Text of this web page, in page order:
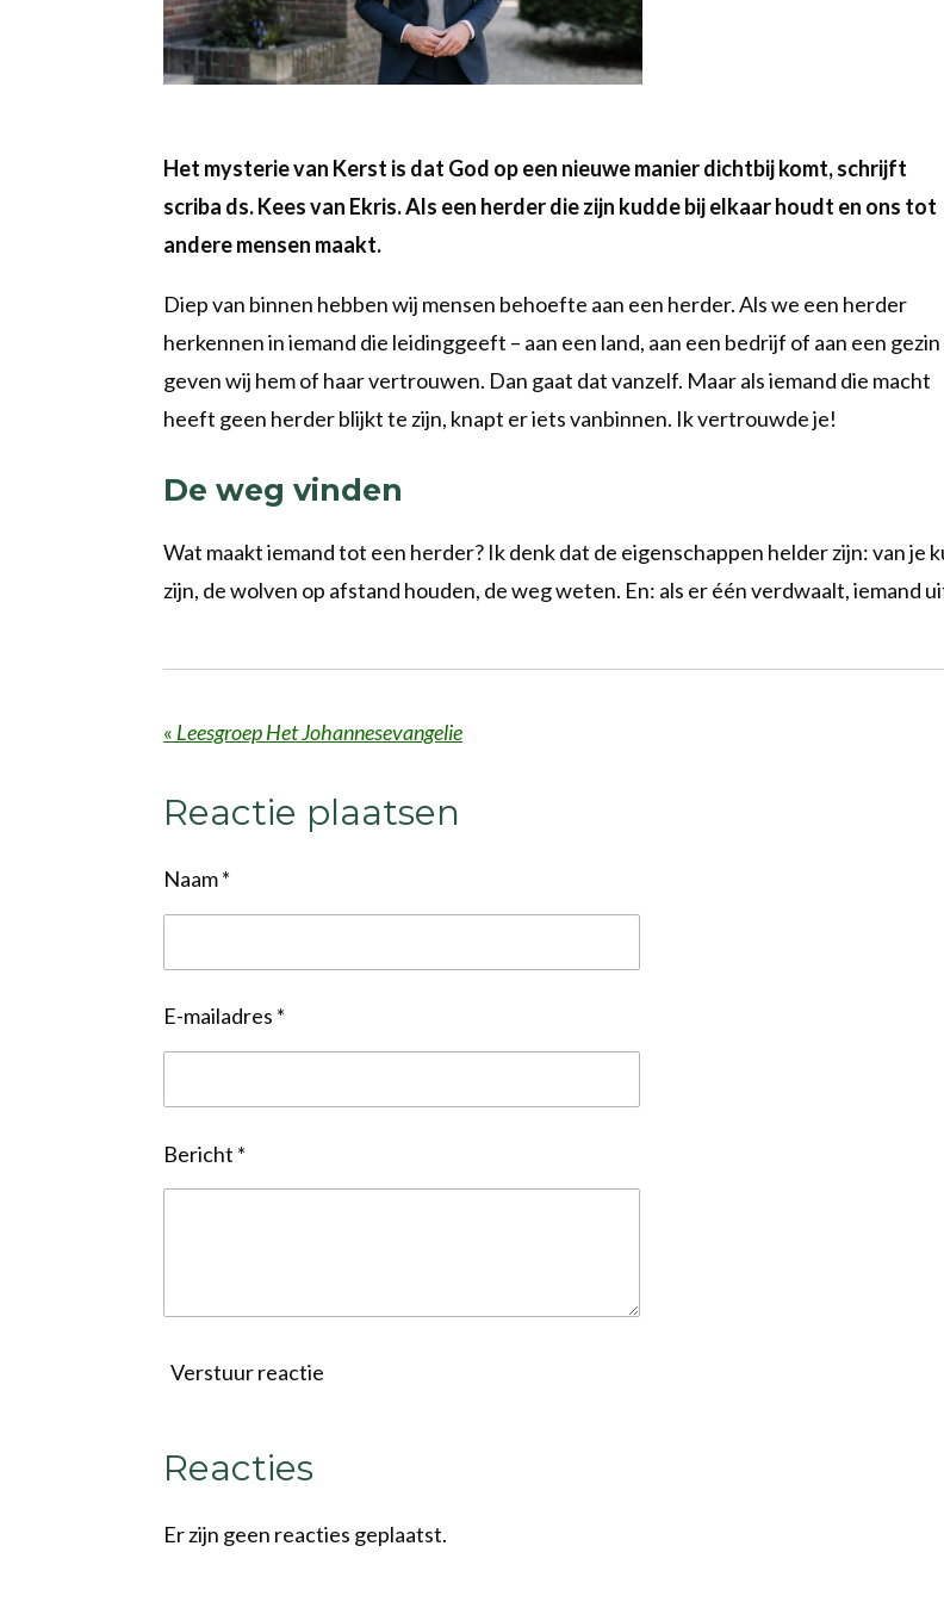
Het mysterie van Kerst is dat God op een nieuwe manier dichtbij komt, schrijft
scriba ds. Kees van Ekris. Als een herder die zijn kudde bij elkaar houdt en ons tot
andere mensen maakt.
Diep van binnen hebben wij mensen behoefte aan een herder. Als we een herder
herkennen in iemand die leidinggeeft – aan een land, aan een bedrijf of aan een gezin
geven wij hem of haar vertrouwen. Dan gaat dat vanzelf. Maar als iemand die macht
heeft geen herder blijkt te zijn, knapt er iets vanbinnen. Ik vertrouwde je!
De weg vinden
Wat maakt iemand tot een herder? Ik denk dat de eigenschappen helder zijn: van je
zijn, de wolven op afstand houden, de weg weten. En: als er één verdwaalt, iemand
« Leesgroep Het Johannesevangelie
Reactie plaatsen
Naam *
E-mailadres *
Bericht *
Verstuur reactie
Reacties
Er zijn geen reacties geplaatst.